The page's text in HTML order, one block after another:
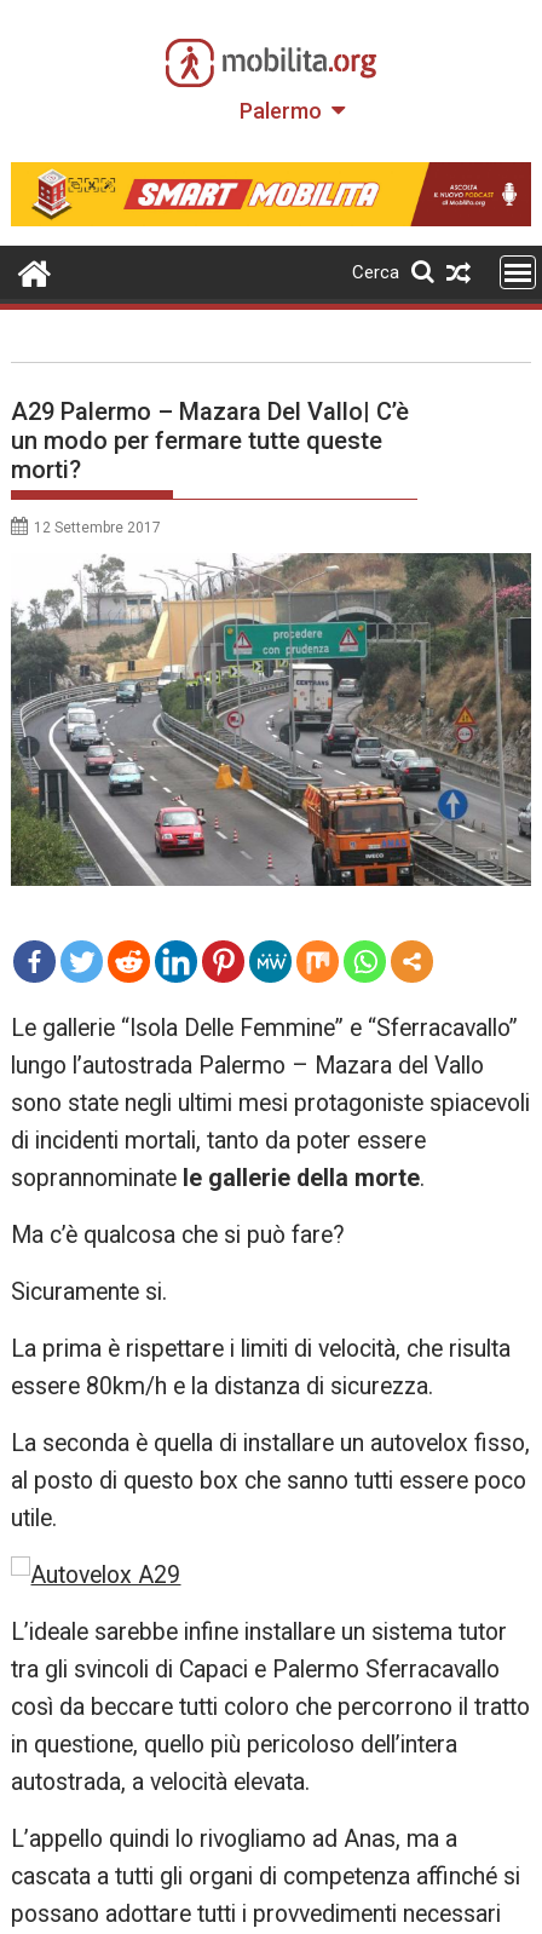
Palermo
Cerca
A29 Palermo – Mazara Del Vallo| C’è
un modo per fermare tutte queste
morti?
12 Settembre 2017
re
Le gallerie “Isola Delle Femmine” e “Sferracavallo”
lungo l’autostrada Palermo – Mazara del Vallo
sono state negli ultimi mesi protagoniste spiacevoli
di incidenti mortali, tanto da poter essere
soprannominate le gallerie della morte.
Ma c’è qualcosa che si può fare?
Sicuramente si.
La prima è rispettare i limiti di velocità, che risulta
essere 80km/h e la distanza di sicurezza.
La seconda è quella di installare un autovelox fisso,
al posto di questo box che sanno tutti essere poco
utile.
L’ideale sarebbe infine installare un sistema tutor
tra gli svincoli di Capaci e Palermo Sferracavallo
così da beccare tutti coloro che percorrono il tratto
in questione, quello più pericoloso dell’intera
autostrada, a velocità elevata.
L’appello quindi lo rivogliamo ad Anas, ma a
cascata a tutti gli organi di competenza affinché si
possano adottare tutti i provvedimenti necessari